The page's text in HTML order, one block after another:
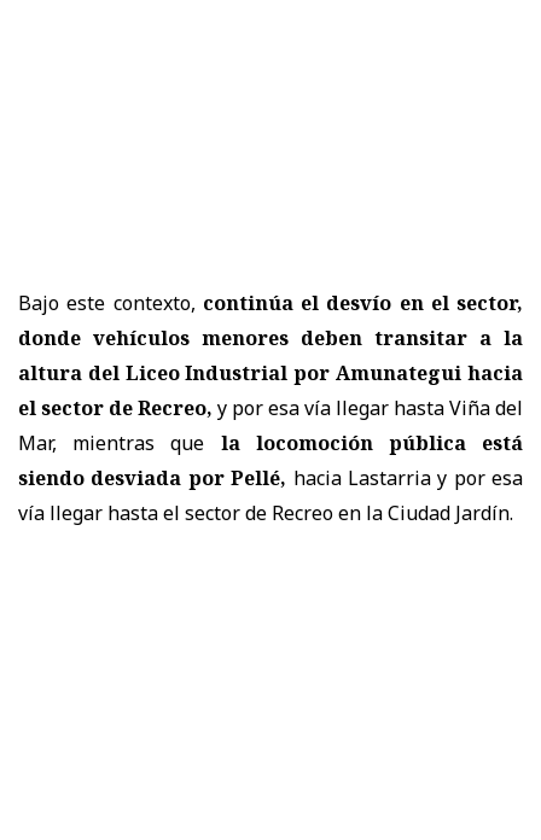
Bajo este contexto, continúa el desvío en el sector,
donde vehículos menores deben transitar a la
altura del Liceo Industrial por Amunategui hacia
el sector de Recreo, y por esa vía llegar hasta Viña del
Mar, mientras que la locomoción pública está
siendo desviada por Pellé, hacia Lastarria y por esa
vía llegar hasta el sector de Recreo en la Ciudad Jardín.